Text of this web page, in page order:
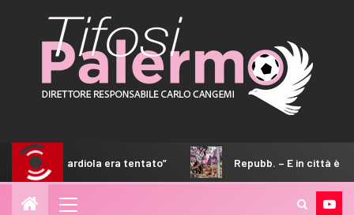
era tentato” Repubb. – E in città è boom di